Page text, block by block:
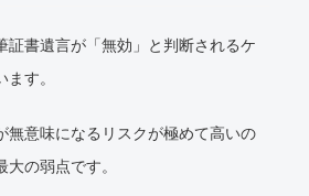
証書遺言が「無効」と判断されるケ
す。
無意味になるリスクが極めて高いの
の弱点です。